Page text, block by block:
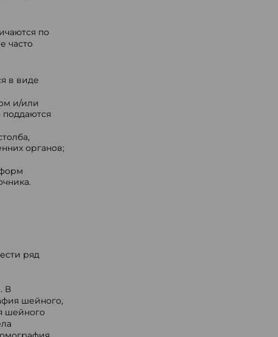
по
часто
в виде
и/или
органов;
ряд
В
шейного,
шейного